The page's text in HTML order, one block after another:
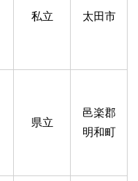
私立 太田市
県立
邑楽郡
明和町